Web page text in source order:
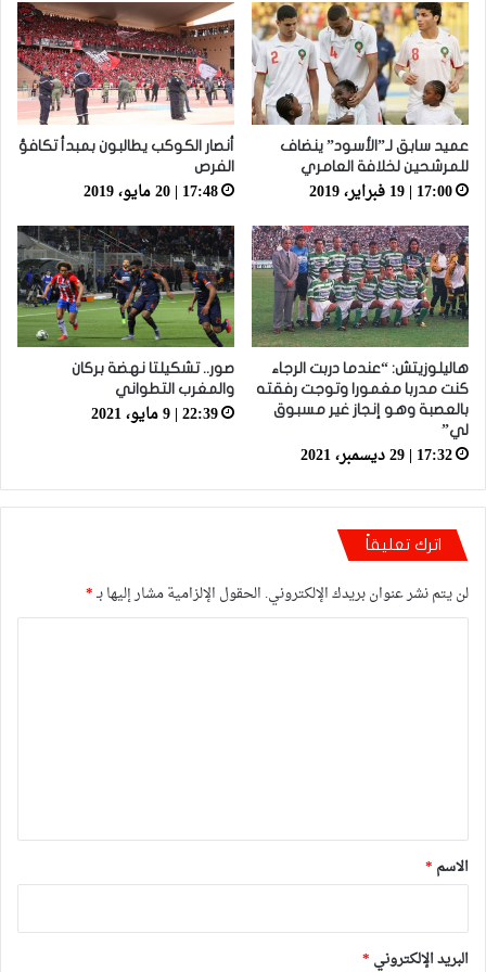
عميد سابق لـ”الأسود” ينضاف
للمرشحين لخلافة العامري
17:00 | 19 فبراير، 2019
أنصار الكوكب يطالبون بمبدأ تكافؤ
الفرص
17:48 | 20 مايو، 2019
هاليلوزيتش: “عندما دربت الرجاء
كنت مدربا مغمورا وتوجت رفقته
بالعصبة وهو إنجاز غير مسبوق
لي”
17:32 | 29 ديسمبر، 2021
صور.. تشكيلتا نهضة بركان
والمغرب التطواني
22:39 | 9 مايو، 2021
اترك تعليقاً
لن يتم نشر عنوان بريدك الإلكتروني. الحقول الإلزامية مشار إليها بـ*
*
الاسم *
البريد الإلكتروني *